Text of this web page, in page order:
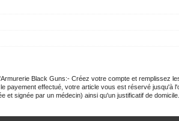
Black Guns:- Créez votre compte et remplissez
effectué, votre article vous est réservé jusqu'à
signée par un médecin) ainsi qu'un justificatif de